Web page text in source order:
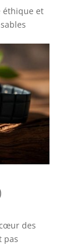
éthique et
des
pas